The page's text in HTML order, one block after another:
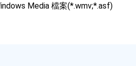
Media 檔案(*.wmv;*.asf)